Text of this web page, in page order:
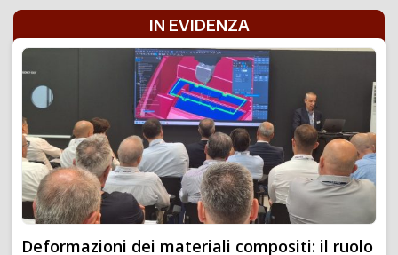
IN EVIDENZA
Deformazioni dei materiali compositi: il ruolo